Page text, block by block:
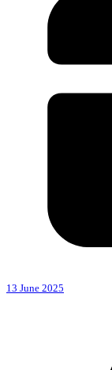
13 June 2025